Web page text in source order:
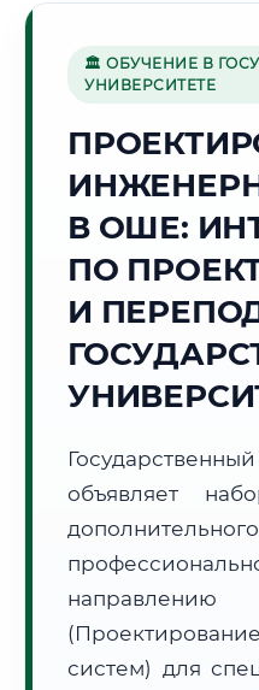
Погода в г.
🌅 Восход:06:10
📍 Региональная справка
Субъект:
Тел. код:
Почтовые индексы:
Часовой пояс:
🏛 ОБУЧЕНИЕ В
УНИВЕРСИТЕТЕ
В ОШЕ:
ПО
И
объявляет
дополнительного
направлению
систем) для